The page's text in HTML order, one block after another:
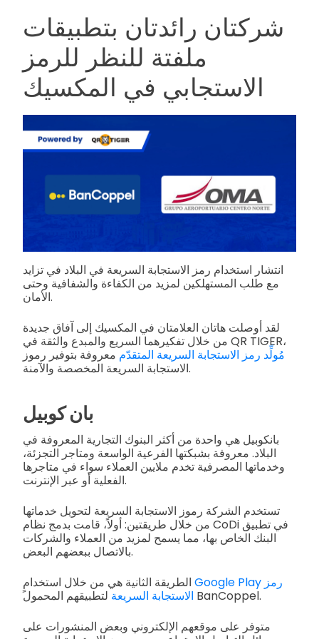
شركتان رائدتان بتطبيقات
ملفتة للنظر للرمز
الاستجابي في المكسيك
انتشار استخدام رمز الاستجابة السريعة في البلاد في تزايد
مع طلب المستهلكين لمزيد من الكفاءة والشفافية وحتى
الأمان.
لقد أوصلت هاتان العلامتان في المكسيك إلى آفاق جديدة
من خلال تفكيرهما السريع والمبدع والثقة في QR TIGER،
مُولِّد رمز الاستجابة السريعة المتقدّم معروفة بتوفير رموز
الاستجابة السريعة المخصصة والآمنة.
بان كوبيل
بانكوبيل هي واحدة من أكثر البنوك التجارية المعروفة في
البلاد. معروفة بشبكتها الفرعية الواسعة ومتاجر التجزئة،
وخدماتها المصرفية تخدم ملايين العملاء سواء في متاجرها
الفعلية أو عبر الإنترنت.
تستخدم الشركة رموز الاستجابة السريعة لتحويل خدماتها
من خلال طريقتين: أولاً، قامت بدمج نظام CoDi في تطبيق
البنك الخاص بها، مما يسمح لمزيد من العملاء والشركات
بالاتصال ببعضهم البعض.
Google Play رمز
الاستجابة السريعة لتطبيقهم المحمول BanCoppel.
متوفر على موقعهم الإلكتروني وبعض المنشورات على